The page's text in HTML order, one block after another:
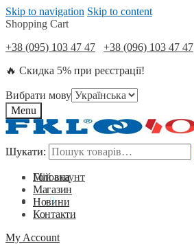
Skip to navigation Skip to content
Shopping Cart
+38 (095) 103 47 47
+38 (096) 103 47 47
🔥 Скидка 5% при реєстрації!
Вибрати мову
Menu
Шукати:
Мій акаунт
0₴ 0
Шукати:
Головна
Магазин
Новини
Контакти
My Account